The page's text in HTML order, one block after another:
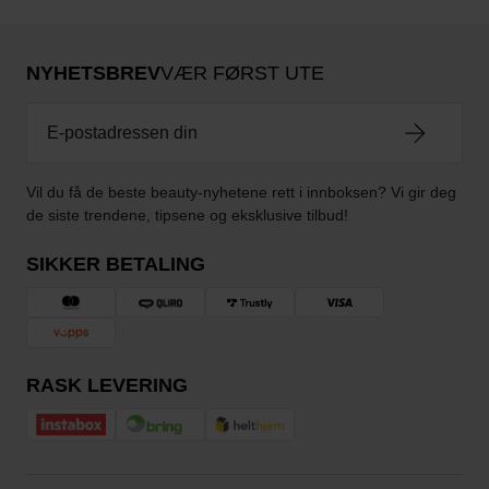
NYHETSBREVVÆR FØRST UTE
Vil du få de beste beauty-nyhetene rett i innboksen? Vi gir deg
de siste trendene, tipsene og eksklusive tilbud!
SIKKER BETALING
RASK LEVERING